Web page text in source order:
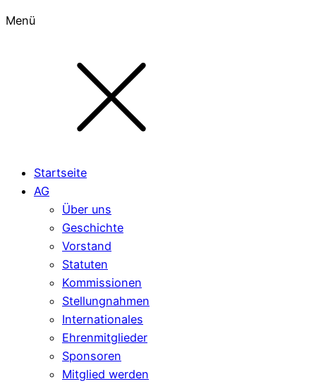
Menü
Startseite
AG
Über uns
Geschichte
Vorstand
Statuten
Kommissionen
Stellungnahmen
Internationales
Ehrenmitglieder
Sponsoren
Mitglied werden